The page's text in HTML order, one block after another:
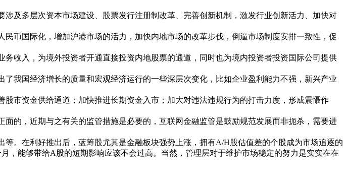
多层次资本市场建设、股票发行注册制改革、完善创新机制，激发行业创新活力、加快对
国际化，增加沪港市场的活力，加快内地市场的改革步伐，倒逼市场制度安排一致性，促
入，为境外投资者开通直接投资内地股票的通道，同时也为境内投资者投资国际公司提供
国经济增长的质量和宏观经济运行的一些深层次变化，比如企业盈利能力不强，新兴产业
资金供给通道；加快推进长期资金入市；加大对违法违规行为的打击力度，形成震慑作
，近期与之有关的监管措施是必要的，互联网金融监管是鼓励规范发展而非扼杀，需要进
在利好推出后，蓝筹股尤其是金融板块强势上涨，拥有A/H股估值差的个股成为市场追逐的
，能够带给A股的短期影响应该不会过高。当然，管理层对于维护市场稳定的努力是实实在在